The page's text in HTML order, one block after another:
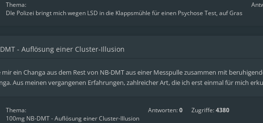
Thema:
DIe Polizei bringt mich wegen LSD in die Klappsmühle für einen Psychose Test, auf Gras
- Auflösung einer Cluster-Illusion
ein Changa aus dem Rest von NB-DMT aus einer Messpulle zusammen mit
Aus meinen vergangenen Erfahrungen, zahlreicher Art, die ich erst einmal für mich
Thema:
100mg NB-DMT - Auflösung einer Cluster-Illusion
Antworten:0 Zugriffe:4380